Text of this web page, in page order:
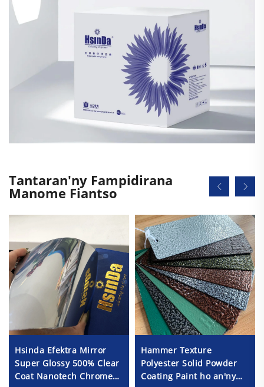
Tantaran'ny Fampidirana
Manome Fiantso
Hsinda Efektra Mirror
Super Glossy 500% Clear
Coat Nanotech Chrome
Hammer Texture
Polyester Solid Powder
Coating Paint ho an'ny